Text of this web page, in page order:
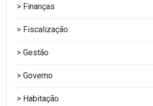
Finanças
Fiscalização
Gestão
Governo
Habitação